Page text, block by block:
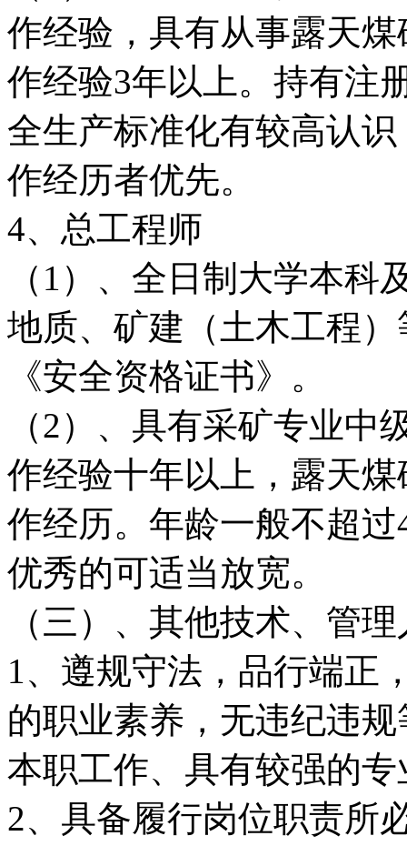
作经验，具有从事露天
作经验3年以上。持有注
全生产标准化有较高认
作经历者优先。
4、总工程师
（1）、全日制大学本
地质、矿建（土木工程
《安全资格证书》。
（2）、具有采矿专业
作经验十年以上，露天
作经历。年龄一般不超
优秀的可适当放宽。
（三）、其他技术、管
1、遵规守法，品行端正
的职业素养，无违纪违
本职工作、具有较强的
2、具备履行岗位职责所